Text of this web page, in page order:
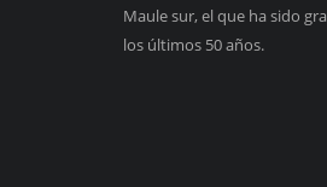
Maule sur, el que ha sido
los últimos 50 años.